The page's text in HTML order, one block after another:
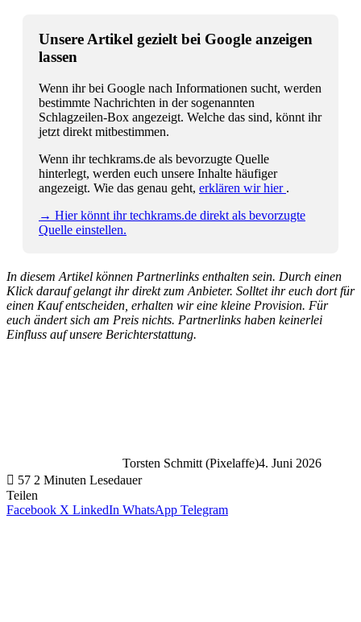
Unsere Artikel gezielt bei Google anzeigen
lassen
Wenn ihr bei Google nach Informationen sucht, werden
bestimmte Nachrichten in der sogenannten
Schlagzeilen-Box angezeigt. Welche das sind, könnt ihr
jetzt direkt mitbestimmen.
Wenn ihr techkrams.de als bevorzugte Quelle
hinterlegt, werden euch unsere Inhalte häufiger
angezeigt. Wie das genau geht, erklären wir hier .
→ Hier könnt ihr techkrams.de direkt als bevorzugte
Quelle einstellen.
In diesem Artikel können Partnerlinks enthalten sein. Durch einen
Klick darauf gelangt ihr direkt zum Anbieter. Solltet ihr euch dort für
einen Kauf entscheiden, erhalten wir eine kleine Provision. Für
euch ändert sich am Preis nichts. Partnerlinks haben keinerlei
Einfluss auf unsere Berichterstattung.
Torsten Schmitt (Pixelaffe)4. Juni 2026
57 2 Minuten Lesedauer
Teilen
Facebook X LinkedIn WhatsApp Telegram